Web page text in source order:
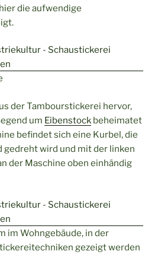
die aufwendige
der Tambourstickerei hervor,
um Eibenstock beheimatet
befindet sich eine Kurbel, die
gedreht wird und mit der linken
der Maschine oben einhändig
im Wohngebäude, in der
gezeigt werden